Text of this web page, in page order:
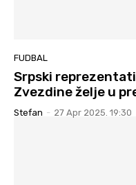
FUDBAL
Srpski
Zvezdine želje u
Stefan - 27 Apr 2025. 19:30